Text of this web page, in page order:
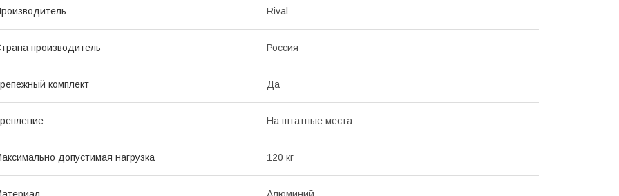
Rival
производитель Россия
комплект Да
На штатные места
допустимая нагрузка 120 кг